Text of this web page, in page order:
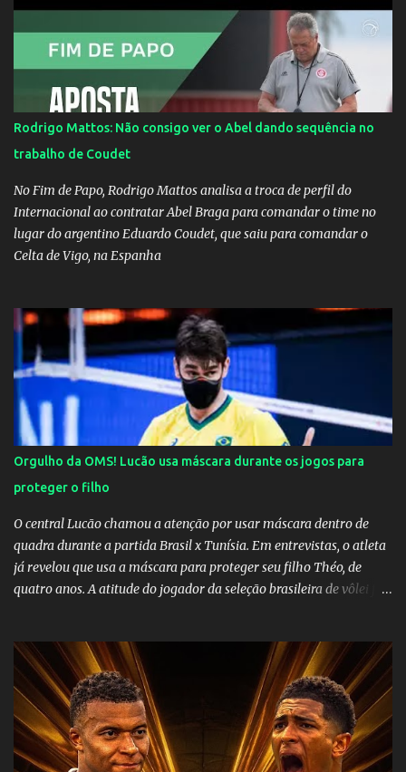
Huma Kimak. A influencer também contou que recebe diversos
ataques na internet desde a época em que foi contratada para
fazer a divulgação de uma live do Gusttavo Lima em Manaus,
capital do Amazonas. "Fui até o local onde seria o show, divulguei
e no dia seguinte foi feita a live que eu não pude ir, porque estava
me sentindo mal", explicou Huma. A notícia da separação de
Gusttavo Lima e Andressa Suita foi divulgada no dia 9 de outubro.
A relação chegou ao fim após cinco anos e houve rumores de uma
suposta traição do canto...
Rodrigo Mattos: Não consigo ver o Abel dando sequência no
trabalho de Coudet
No Fim de Papo, Rodrigo Mattos analisa a troca de perfil do
Internacional ao contratar Abel Braga para comandar o time no
lugar do argentino Eduardo Coudet, que saiu para comandar o
Celta de Vigo, na Espanha
Orgulho da OMS! Lucão usa máscara durante os jogos para
proteger o filho
O central Lucão chamou a atenção por usar máscara dentro de
quadra durante a partida Brasil x Tunísia. Em entrevistas, o atleta
já revelou que usa a máscara para proteger seu filho Théo, de
quatro anos. A atitude do jogador da seleção brasileira de vôlei foi
China por 5 a 0 na estreia brasileira nas olimpíadas de Tóquio.
Marta marcou duas vezes, Debinha, Andressa Alves e Bia
Zaneratto foram autoras dos gols. Juliette, embaixadora
‎@Globoplay mandou um xero para as meninas e falou do seu
orgulho.